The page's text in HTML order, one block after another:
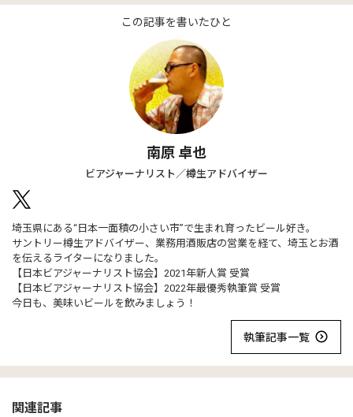
この記事を書いたひと
南原 卓也
ビアジャーナリスト／樽生アドバイザー
埼玉県にある“日本一面積の小さい市”で生まれ育ったビール好き。
サントリー樽生アドバイザー、業務用酒販店の営業を経て、埼玉とお酒
を伝えるライターになりました。
【日本ビアジャーナリスト協会】2021年新人賞 受賞
【日本ビアジャーナリスト協会】2022年最優秀執筆賞 受賞
今日も、美味いビールを飲みましょう！
執筆記事一覧
関連記事